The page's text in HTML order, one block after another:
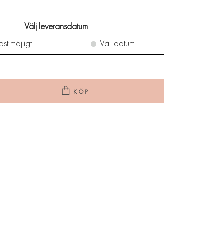
Välj leveransdatum
möjligt
Välj datum
KÖP